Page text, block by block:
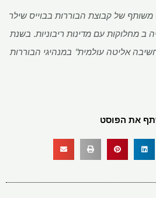
משותף של קבוצת הבוררות בבוייס שילר
ב מחלוקות עם מדינות ריבוניות. בשנת
אליטה עולמית" במנהיגי הבוררות
את הפוסט